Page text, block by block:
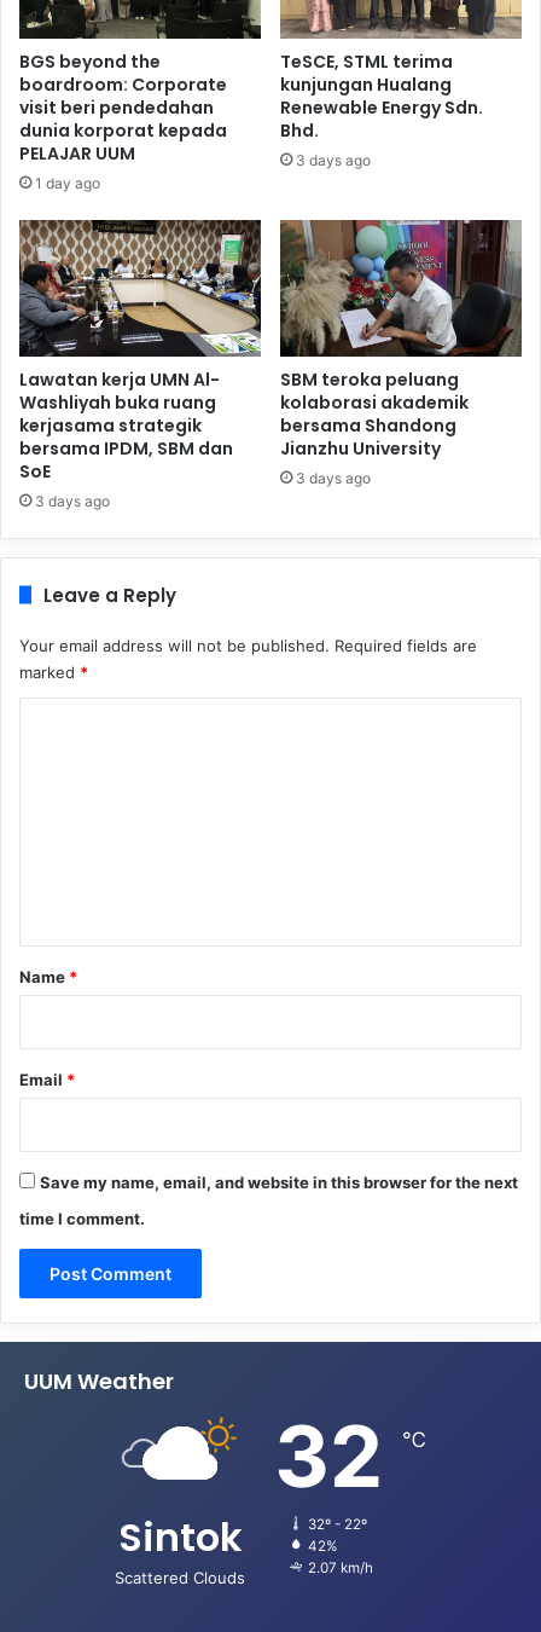
BGS beyond the
boardroom: Corporate
visit beri pendedahan
dunia korporat kepada
PELAJAR UUM
1 day ago
TeSCE, STML terima
kunjungan Hualang
Renewable Energy Sdn.
Bhd.
3 days ago
Lawatan kerja UMN Al-
Washliyah buka ruang
kerjasama strategik
bersama IPDM, SBM dan
SoE
3 days ago
SBM teroka peluang
kolaborasi akademik
bersama Shandong
Jianzhu University
3 days ago
Leave a Reply
Your email address will not be published. Required fields are
marked *
*
Name *
Email *
Save my name, email, and website in this browser for the next
time I comment.
UUM Weather
Sintok
Scattered Clouds
32 ℃
32º - 22º
42%
2.07 km/h